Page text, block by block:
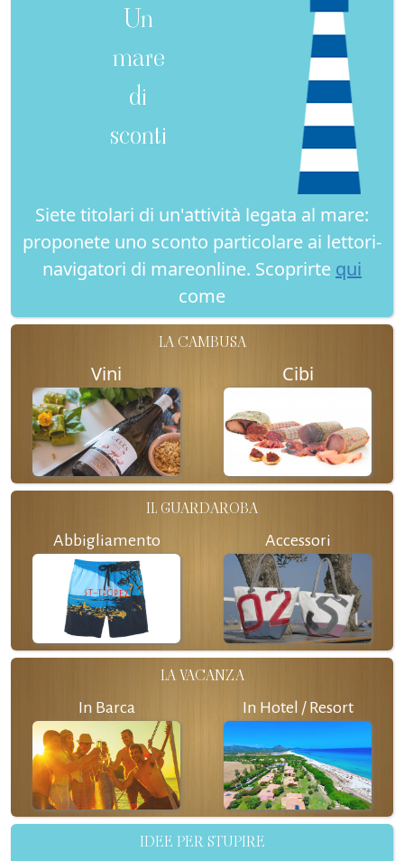
Un
mare
di
sconti
Siete titolari di un'attività legata al mare:
proponete uno sconto particolare ai lettori-
navigatori di mareonline. Scoprirte qui
come
LA CAMBUSA
Vini Cibi
IL GUARDAROBA
Abbigliamento Accessori
LA VACANZA
In Barca In Hotel / Resort
IDEE PER STUPIRE